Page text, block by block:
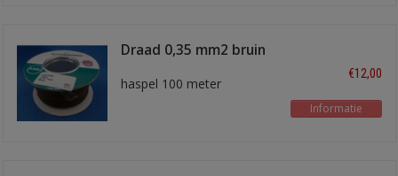
Draad 0,35 mm2 bruin
haspel 100 meter
€12,00
Informatie